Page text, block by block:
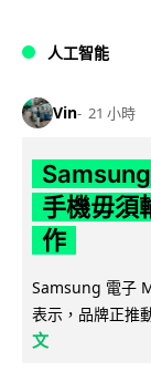
人工智能
Vin 21 小時
手機毋須
作
Samsung 電子
表示，品牌正推
文